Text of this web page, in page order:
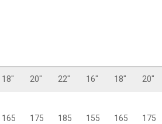
18" 20" 22" 16" 18" 20"
165 175 185 155 165 175